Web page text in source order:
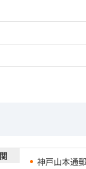
神戸山本通